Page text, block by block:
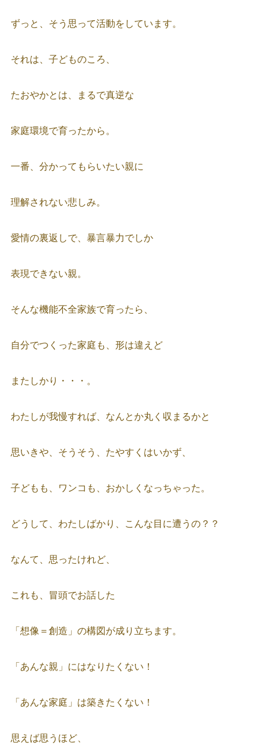
ずっと、そう思って活動をしています。
それは、子どものころ、
たおやかとは、まるで真逆な
家庭環境で育ったから。
一番、分かってもらいたい親に
理解されない悲しみ。
愛情の裏返しで、暴言暴力でしか
表現できない親。
そんな機能不全家族で育ったら、
自分でつくった家庭も、形は違えど
またしかり・・・。
わたしが我慢すれば、なんとか丸く収まるかと
思いきや、そうそう、たやすくはいかず、
子どもも、ワンコも、おかしくなっちゃった。
どうして、わたしばかり、こんな目に遭うの？？
なんて、思ったけれど、
これも、冒頭でお話した
「想像＝創造」の構図が成り立ちます。
「あんな親」にはなりたくない！
「あんな家庭」は築きたくない！
思えば思うほど、